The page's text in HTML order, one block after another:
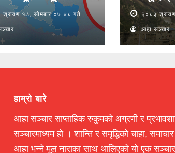
श्रावण १८, सोमबार ०७:४८ गते २०८३
आहा सञ्चार
हाम्रो बारे
आहा सञ्चार साप्ताहिक रुकुमको अग्रणी र
सञ्चारमाध्यम हो । शान्ति र समृद्धिको चाहा, समाचार
आहा भन्ने मुल नाराका साथ थालिएको यो एक